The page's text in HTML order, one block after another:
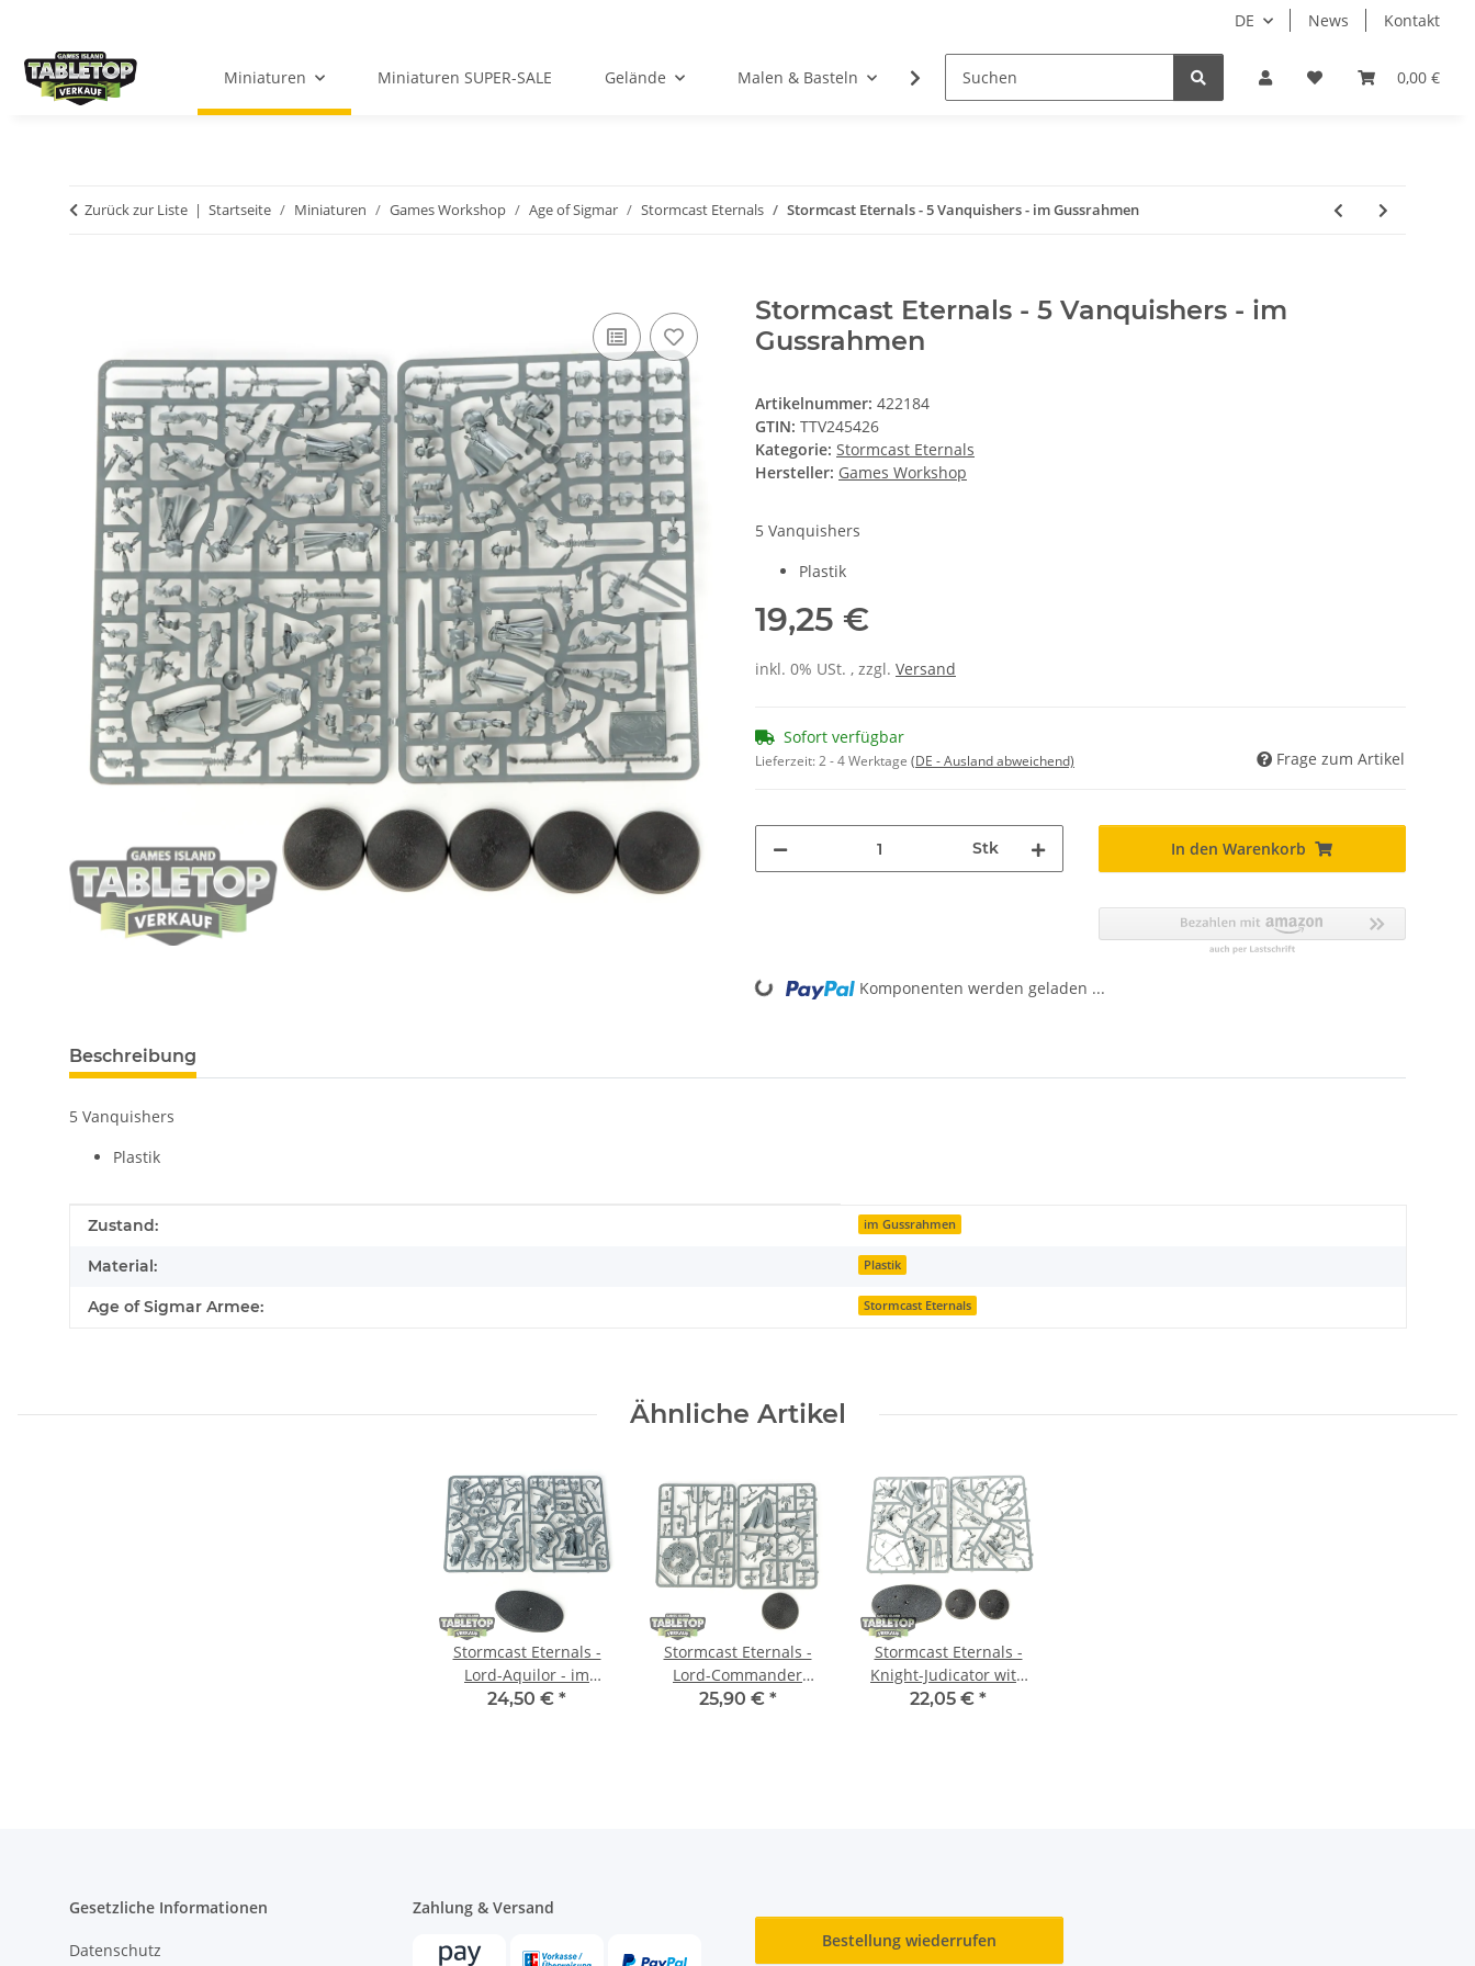
DE News Kontakt
0,00 €
Miniaturen Miniaturen SUPER-SALE Gelände Malen & Basteln Rollenspiele Tabletop Zubehör Hersteller
Zurück zur Liste Startseite Miniaturen Games Workshop Age of Sigmar Stormcast Eternals Stormcast Eternals - 5 Vanquishers - im Gussrahmen
Stormcast Eternals - 5 Vanquishers - im
Gussrahmen
Artikelnummer: 422184
GTIN: TTV245426
Kategorie: Stormcast Eternals
Hersteller: Games Workshop
5 Vanquishers
Plastik
19,25 €
inkl. 0% USt. , zzgl. Versand
Sofort verfügbar
Lieferzeit:2 - 4 Werktage (DE - Ausland abweichend) Frage zum Artikel
Stk In den Warenkorb
Loading... Komponenten werden geladen ...
Beschreibung
5 Vanquishers
Plastik
Produkteigenschaft
Wert
Zustand: im Gussrahmen
Material: Plastik
Age of Sigmar Armee: Stormcast Eternals
Ähnliche Artikel
Stormcast Eternals -
Lord-Aquilor - im
Gussrahmen
24,50 € *
Stormcast Eternals -
Lord-Commander
Bastian Carthalos - im
25,90 € *
Stormcast Eternals -
Knight-Judicator with
Gryph-hounds - im
22,05 € *
Gesetzliche Informationen
Datenschutz
Zahlung & Versand
Bestellung wiederrufen